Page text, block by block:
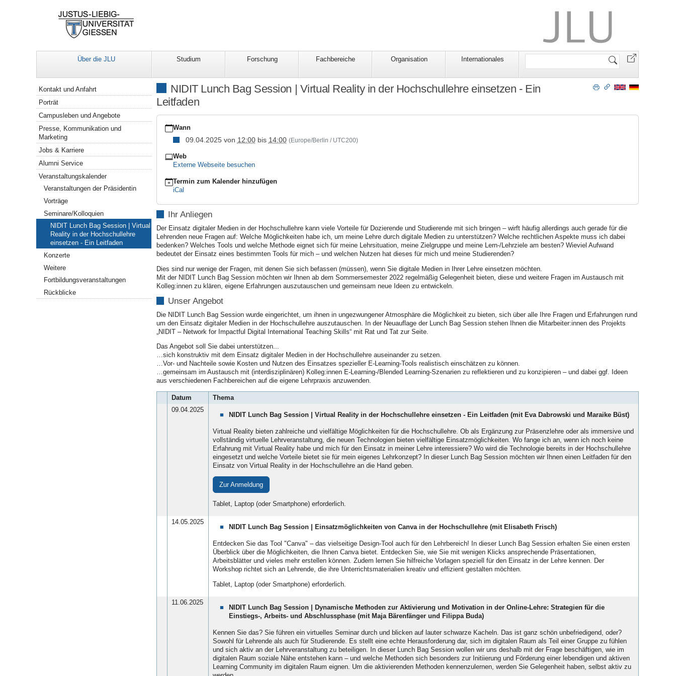
Über die JLU Studium Forschung Fachbereiche Organisation Internationales
Website
NIDIT Lunch Bag Session | Virtual Reality in der Hochschullehre einsetzen - Ein
Leitfaden
https://www.uni-
giessen.de/de/ueber-
uns/veranstaltungen/seminar/lbs090425
Lunch
Virtual
in
einsetzen
-
Ein
Leitfaden
2025-
04-
09T12:00:00+02:00
2025-
04-
09T14:00:00+02:00
Wann
09.04.2025von 12:00bis 14:00 (Europe/Berlin / UTC200)
Web
Externe Webseite besuchen
Termin zum Kalender hinzufügen
iCal
Ihr Anliegen
Der Einsatz digitaler Medien in der Hochschullehre kann viele Vorteile für Dozierende und Studierende mit sich bringen – wirft häufig allerdings auch gerade für die
Lehrenden neue Fragen auf: Welche Möglichkeiten habe ich, um meine Lehre durch digitale Medien zu unterstützen? Welche rechtlichen Aspekte muss ich dabei
bedenken? Welches Tools und welche Methode eignet sich für meine Lehrsituation, meine Zielgruppe und meine Lern-/Lehrziele am besten? Wieviel Aufwand
bedeutet der Einsatz eines bestimmten Tools für mich – und welchen Nutzen hat dieses für mich und meine Studierenden?
Dies sind nur wenige der Fragen, mit denen Sie sich befassen (müssen), wenn Sie digitale Medien in Ihrer Lehre einsetzen möchten.
Mit der NIDIT Lunch Bag Session möchten wir Ihnen ab dem Sommersemester 2022 regelmäßig Gelegenheit bieten, diese und weitere Fragen im Austausch mit
Kolleg:innen zu klären, eigene Erfahrungen auszutauschen und gemeinsam neue Ideen zu entwickeln.
Unser Angebot
Die NIDIT Lunch Bag Session wurde eingerichtet, um ihnen in ungezwungener Atmosphäre die Möglichkeit zu bieten, sich über alle Ihre Fragen und Erfahrungen rund
um den Einsatz digitaler Medien in der Hochschullehre auszutauschen. In der Neuauflage der Lunch Bag Session stehen Ihnen die Mitarbeiter:innen des Projekts
„NIDIT – Network for Impactful Digital International Teaching Skills“ mit Rat und Tat zur Seite.
Das Angebot soll Sie dabei unterstützen...
…sich konstruktiv mit dem Einsatz digitaler Medien in der Hochschullehre auseinander zu setzen.
…Vor- und Nachteile sowie Kosten und Nutzen des Einsatzes spezieller E-Learning-Tools realistisch einschätzen zu können.
…gemeinsam im Austausch mit (interdisziplinären) Kolleg:innen E-Learning-/Blended Learning-Szenarien zu reflektieren und zu konzipieren – und dabei ggf. Ideen
aus verschiedenen Fachbereichen auf die eigene Lehrpraxis anzuwenden.
Datum
Thema
09.04.2025
NIDIT Lunch Bag Session | Virtual Reality in der Hochschullehre einsetzen - Ein Leitfaden (mit Eva Dabrowski und Maraike Büst)
Virtual Reality bieten zahlreiche und vielfältige Möglichkeiten für die Hochschullehre. Ob als Ergänzung zur Präsenzlehre oder als immersive und
vollständig virtuelle Lehrveranstaltung, die neuen Technologien bieten vielfältige Einsatzmöglichkeiten. Wo fange ich an, wenn ich noch keine
Erfahrung mit Virtual Reality habe und mich für den Einsatz in meiner Lehre interessiere? Wo wird die Technologie bereits in der Hochschullehre
eingesetzt und welche Vorteile bietet sie für mein eigenes Lehrkonzept? In dieser Lunch Bag Session möchten wir Ihnen einen Leitfaden für den
Einsatz von Virtual Reality in der Hochschullehre an die Hand geben.
Zur Anmeldung
Tablet, Laptop (oder Smartphone) erforderlich.
14.05.2025
NIDIT Lunch Bag Session | Einsatzmöglichkeiten von Canva in der Hochschullehre(mit Elisabeth Frisch)
Entdecken Sie das Tool "Canva" – das vielseitige Design-Tool auch für den Lehrbereich! In dieser Lunch Bag Session erhalten Sie einen ersten
Überblick über die Möglichkeiten, die Ihnen Canva bietet. Entdecken Sie, wie Sie mit wenigen Klicks ansprechende Präsentationen,
Arbeitsblätter und vieles mehr erstellen können. Zudem lernen Sie hilfreiche Vorlagen speziell für den Einsatz in der Lehre kennen. Der
Workshop richtet sich an Lehrende, die ihre Unterrichtsmaterialien kreativ und effizient gestalten möchten.
Tablet, Laptop (oder Smartphone) erforderlich.
11.06.2025
NIDIT Lunch Bag Session |
Dynamische Methoden zur Aktivierung und Motivation in der Online-Lehre: Strategien für die
Einstiegs-, Arbeits- und Abschlussphase (mit Maja Bärenfänger und Filippa Buda)
Kennen Sie das? Sie führen ein virtuelles Seminar durch und blicken auf lauter schwarze Kacheln. Das ist ganz schön unbefriedigend, oder?
Sowohl für Lehrende als auch für Studierende. Es stellt eine echte Herausforderung dar, sich im digitalen Raum als Teil einer Gruppe zu fühlen
und sich aktiv an der Lehrveranstaltung zu beteiligen. In dieser Lunch Bag Session wollen wir uns deshalb mit der Frage beschäftigen, wie im
digitalen Raum soziale Nähe entstehen kann – und welche Methoden sich besonders zur Initiierung und Förderung einer lebendigen und aktiven
Learning Community im digitalen Raum eignen. Um die aktivierenden Methoden kennenzulernen, werden Sie Gelegenheit haben, selbst aktiv zu
Navigation
Kontakt und Anfahrt
Porträt
Campusleben und Angebote
Presse, Kommunikation und
Marketing
Jobs & Karriere
Alumni Service
Veranstaltungskalender
Veranstaltungen der Präsidentin
Vorträge
Seminare/Kolloquien
NIDIT Lunch Bag Session | Virtual
Reality in der Hochschullehre
einsetzen - Ein Leitfaden
Konzerte
Weitere
Fortbildungsveranstaltungen
Rückblicke